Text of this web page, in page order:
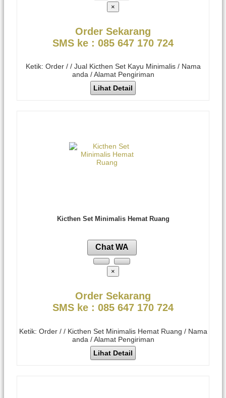
×
Order Sekarang
SMS ke : 085 647 170 724
Ketik: Order / / Jual Kicthen Set Kayu Minimalis / Nama
anda / Alamat Pengiriman
Lihat Detail
Kicthen Set Minimalis Hemat Ruang
Chat WA
×
Order Sekarang
SMS ke : 085 647 170 724
Ketik: Order / / Kicthen Set Minimalis Hemat Ruang / Nama
anda / Alamat Pengiriman
Lihat Detail